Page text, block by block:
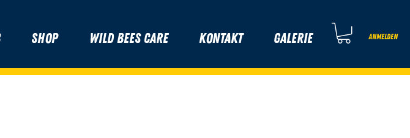
Shop Wild Bees Care Kontakt Galerie Anmelden